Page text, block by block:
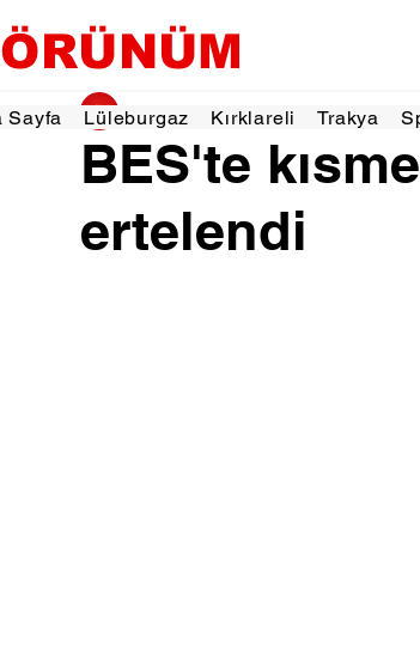
Sayfa Lüleburgaz Kırklareli Trakya
BES'te
ertelendi
gorunumhaber 23 Mar 2024 1